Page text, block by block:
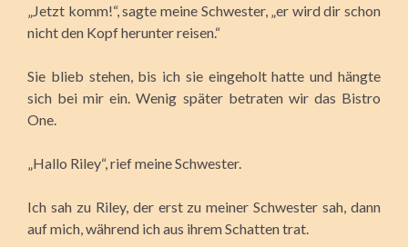
„Jetzt komm!“, sagte meine Schwester, „er wird dir schon
nicht den Kopf herunter reisen.“
Sie blieb stehen, bis ich sie eingeholt hatte und hängte
sich bei mir ein. Wenig später betraten wir das Bistro
One.
„Hallo Riley“, rief meine Schwester.
Ich sah zu Riley, der erst zu meiner Schwester sah, dann
auf mich, während ich aus ihrem Schatten trat.